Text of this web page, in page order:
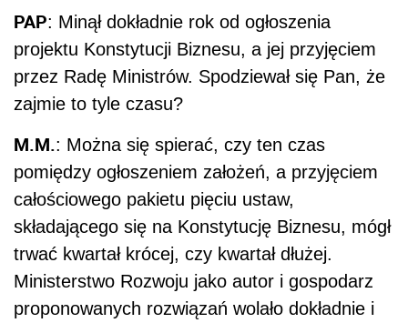
PAP: Minął dokładnie rok od ogłoszenia
projektu Konstytucji Biznesu, a jej przyjęciem
przez Radę Ministrów. Spodziewał się Pan, że
zajmie to tyle czasu?
M.M.: Można się spierać, czy ten czas
pomiędzy ogłoszeniem założeń, a przyjęciem
całościowego pakietu pięciu ustaw,
składającego się na Konstytucję Biznesu, mógł
trwać kwartał krócej, czy kwartał dłużej.
Ministerstwo Rozwoju jako autor i gospodarz
proponowanych rozwiązań wolało dokładnie i